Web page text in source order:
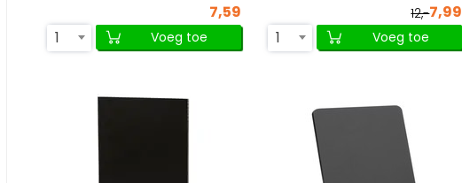
7,59
1
Voeg toe
12,-7,99
1
Voeg toe